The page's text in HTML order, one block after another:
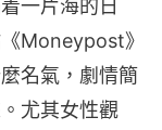
一片海的日
Moneypost》
名氣，劇情簡
尤其女性觀